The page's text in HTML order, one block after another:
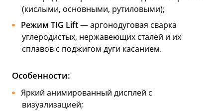
(кислыми, основными, рутиловыми);
Режим TIG Lift— аргонодуговая сварка
углеродистых, нержавеющих сталей и их
сплавов с поджигом дуги касанием.
Особенности:
Яркий анимированный дисплей с
визуализацией;